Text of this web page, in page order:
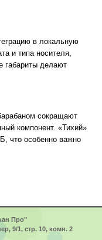
в локальную
и типа носителя,
габариты делают
сокращают
компонент. «Тихий»
что особенно важно
Про"
9/1, стр. 10, комн. 2